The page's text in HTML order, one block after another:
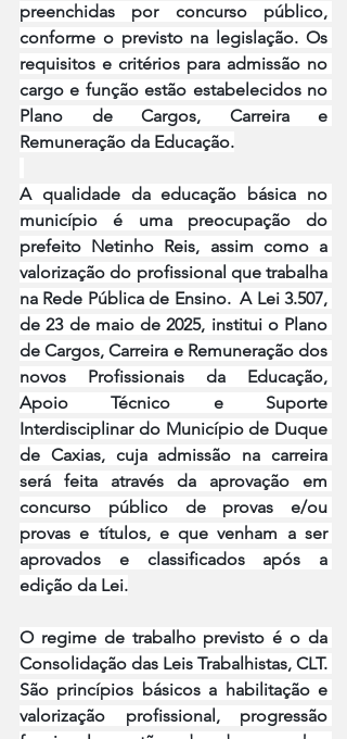
preenchidas por concurso público,
conforme o previsto na legislação. Os
requisitos e critérios para admissão no
cargo e função estão estabelecidos no
Plano de Cargos, Carreira e
Remuneração da Educação.
A qualidade da educação básica no
município é uma preocupação do
prefeito Netinho Reis, assim como a
valorização do profissional que trabalha
na Rede Pública de Ensino.  A Lei 3.507,
de 23 de maio de 2025, institui o Plano
de Cargos, Carreira e Remuneração dos
novos Profissionais da Educação,
Apoio Técnico e Suporte
Interdisciplinar do Município de Duque
de Caxias, cuja admissão na carreira
será feita através da aprovação em
concurso público de provas e/ou
provas e títulos, e que venham a ser
aprovados e classificados após a
edição da Lei.
O regime de trabalho previsto é o da
Consolidação das Leis Trabalhistas, CLT.
São princípios básicos a habilitação e
valorização profissional, progressão